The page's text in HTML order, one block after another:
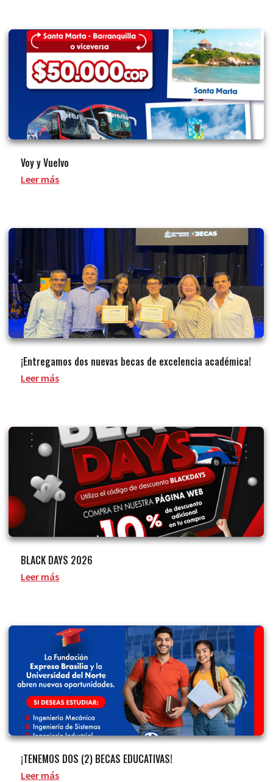
Voy y Vuelvo
Leer más
¡Entregamos dos nuevas becas de excelencia académica!
Leer más
BLACK DAYS 2026
Leer más
¡TENEMOS DOS (2) BECAS EDUCATIVAS!
Leer más